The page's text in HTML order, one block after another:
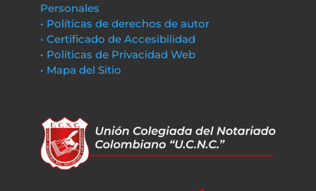
Personales
• Políticas de derechos de autor
• Certificado de Accesibilidad
• Políticas de Privacidad Web
• Mapa del Sitio